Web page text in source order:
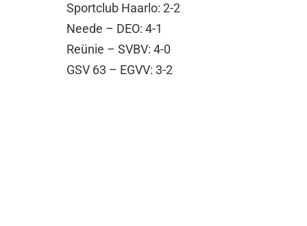
Sportclub Haarlo: 2-2
Neede – DEO: 4-1
Reünie – SVBV: 4-0
GSV 63 – EGVV: 3-2